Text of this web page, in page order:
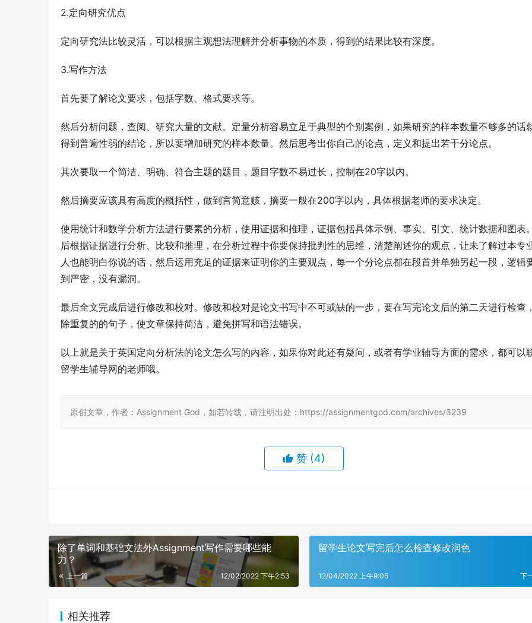
2.定向研究优点
定向研究法比较灵活，可以根据主观想法理解并分析事物的本质，得到的结果比较有深度。
3.写作方法
首先要了解论文要求，包括字数、格式要求等。
然后分析问题，查阅、研究大量的文献。定量分析容易立足于典型的个别案例，如果研究的样本数量不够多的话
得到普遍性弱的结论，所以要增加研究的样本数量。然后思考出你自己的论点，定义和提出若干分论点。
其次要取一个简洁、明确、符合主题的题目，题目字数不易过长，控制在20字以内。
然后摘要应该具有高度的概括性，做到言简意赅，摘要一般在200字以内，具体根据老师的要求决定。
使用统计和数学分析方法进行要素的分析，使用证据和推理，证据包括具体示例、事实、引文、统计数据和图表
后根据证据进行分析、比较和推理，在分析过程中你要保持批判性的思维，清楚阐述你的观点，让未了解过本专
人也能明白你说的话，然后运用充足的证据来证明你的主要观点，每一个分论点都在段首并单独另起一段，逻辑
到严密，没有漏洞。
最后全文完成后进行修改和校对。修改和校对是论文书写中不可或缺的一步，要在写完论文后的第二天进行检查
除重复的的句子，使文章保持简洁，避免拼写和语法错误。
以上就是关于英国定向分析法的论文怎么写的内容，如果你对此还有疑问，或者有学业辅导方面的需求，都可以
留学生辅导网的老师哦。
原创文章，作者：Assignment God，如若转载，请注明出处：https://assignmentgod.com/archives/3239
赞 (4)
除了单词和基础文法外Assignment写作需要哪些能
力？
上一篇 12/02/2022 下午2:53
留学生论文写完后怎么检查修改润色
下
12/04/2022 上午9:05
相关推荐